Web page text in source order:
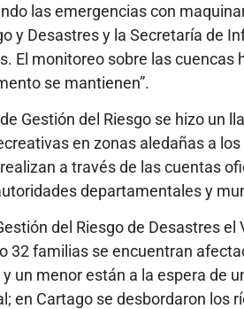
las emergencias con
y Desastres y la Secretaría de
El monitoreo sobre las
se mantienen”.
Gestión del Riesgo se hizo un
en zonas aledañas a
a través de las cuentas
departamentales y
del Riesgo de Desastres
32 familias se encuentran
un menor están a la espera de
en Cartago se desbordaron los